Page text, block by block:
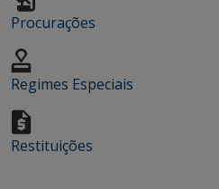
Procurações
Regimes Especiais
Restituições